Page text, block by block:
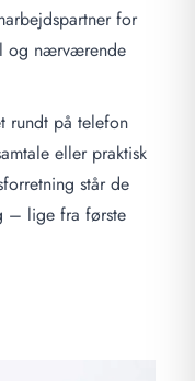
for
og nærværende
rundt på telefon
eller praktisk
står de
– lige fra første